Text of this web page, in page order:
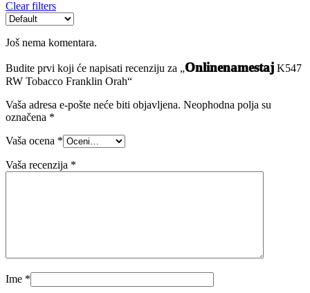
Clear filters
Još nema komentara.
Budite prvi koji će napisati recenziju za „Onlinenamestaj K547
RW Tobacco Franklin Orah“
Vaša adresa e-pošte neće biti objavljena. Neophodna polja su
označena *
Vaša ocena *
Vaša recenzija *
Ime *